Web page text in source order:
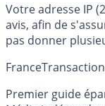
Votre adresse IP
avis, afin de
pas donner
France
Premier guide